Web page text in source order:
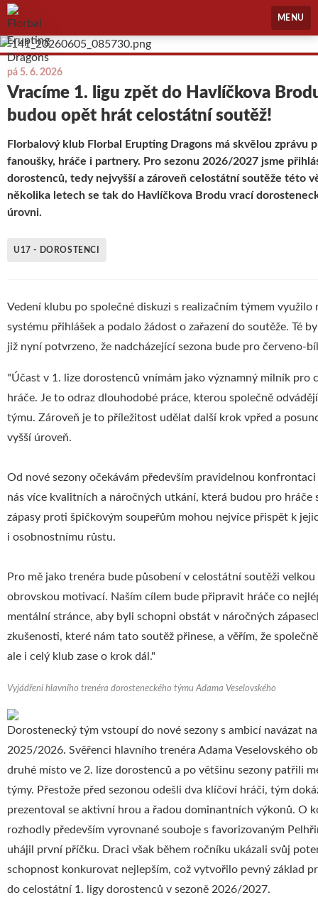
Florbal Erupting Dragons
MENU
pá 5. 6. 2026
Vracíme 1. ligu zpět do Havlíčkova
budou opět hrát celostátní soutěž!
Florbalový klub Florbal Erupting Dragons má skvělou zprávu
fanoušky, hráče i partnery. Pro sezonu 2026/2027 jsme
dorostenců, tedy nejvyšší a zároveň celostátní soutěže této
několika letech se tak do Havlíčkova Brodu vrací
úrovni.
U17 - DOROSTENCI
Vedení klubu po společné diskuzi s realizačním týmem využilo
systému přihlášek a podalo žádost o zařazení do soutěže. Té
již nyní potvrzeno, že nadcházející sezona bude pro červeno-
"Účast v 1. lize dorostenců vnímám jako významný milník pro
hráče. Je to odraz dlouhodobé práce, kterou společně
týmu. Zároveň je to příležitost udělat další krok vpřed a
vyšší úroveň.
Od nové sezony očekávám především pravidelnou
nás více kvalitních a náročných utkání, která budou pro hráče
zápasy proti špičkovým soupeřům mohou nejvíce přispět k
i osobnostnímu růstu.
Pro mě jako trenéra bude působení v celostátní soutěži velkou
obrovskou motivací. Naším cílem bude připravit hráče co
mentální stránce, aby byli schopni obstát v náročných
zkušenosti, které nám tato soutěž přinese, a věřím, že
ale i celý klub zase o krok dál."
Vyjádření hlavního trenéra dorosteneckého týmu Adama Veselovského
Dorostenecký tým vstoupí do nové sezony s ambicí navázat
2025/2026. Svěřenci hlavního trenéra Adama Veselovského
druhé místo ve 2. lize dorostenců a po většinu sezony patřili
týmy. Přestože před sezonou odešli dva klíčoví hráči, tým
prezentoval se aktivní hrou a řadou dominantních výkonů. O
rozhodly především vyrovnané souboje s favorizovaným
uhájil první příčku. Draci však během ročníku ukázali svůj
schopnost konkurovat nejlepším, což vytvořilo pevný základ
do celostátní 1. ligy dorostenců v sezoně 2026/2027.